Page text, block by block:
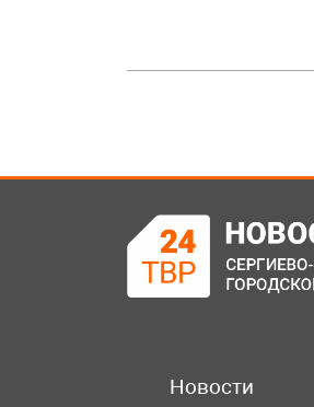
Новости